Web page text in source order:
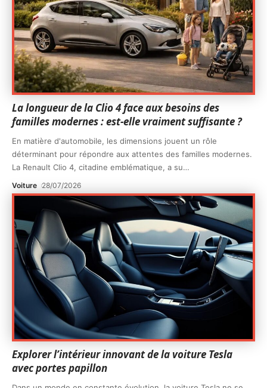
La longueur de la Clio 4 face aux besoins des
familles modernes : est-elle vraiment suffisante ?
En matière d'automobile, les dimensions jouent un rôle
déterminant pour répondre aux attentes des familles modernes.
La Renault Clio 4, citadine emblématique, a su…
Voiture 28/07/2026
Explorer l’intérieur innovant de la voiture Tesla
avec portes papillon